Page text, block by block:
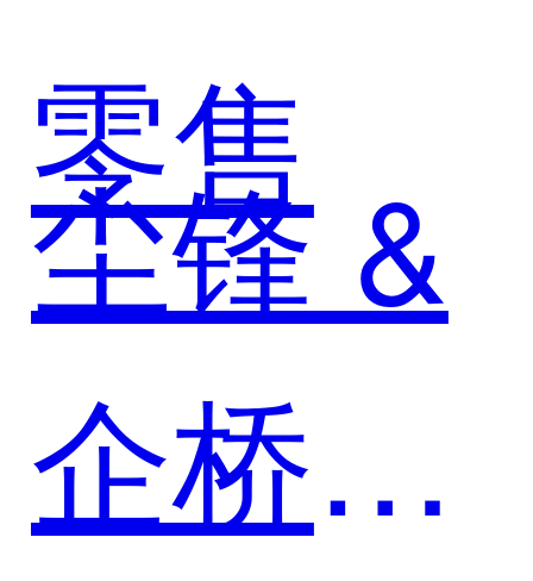
统
零售
尘锋 &
企桥：